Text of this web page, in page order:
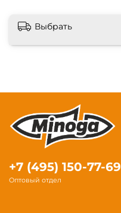
Выбрать
+7 (495) 150-77-69
Оптовый отдел